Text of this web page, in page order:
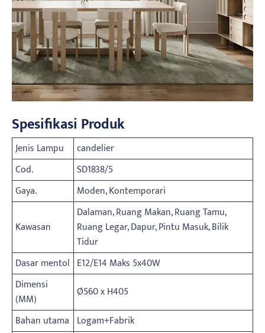
Spesifikasi Produk
Jenis Lampu
candelier
Cod.
SD1838/5
Gaya.
Moden, Kontemporari
Kawasan
Dalaman, Ruang Makan, Ruang Tamu,
Ruang Legar, Dapur, Pintu Masuk, Bilik
Tidur
Dasar mentol E12/E14 Maks 5x40W
Dimensi
(MM)
Ø560 x H405
Bahan utama Logam+Fabrik